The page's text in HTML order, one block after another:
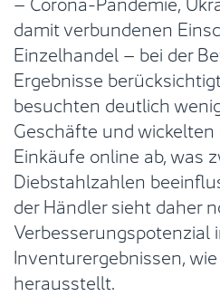
damit verbundenen
Einzelhandel – bei der
Ergebnisse
besuchten deutlich
Geschäfte und
Einkäufe online ab, was
Diebstahlzahlen
der Händler sieht daher
Verbesserungspotenzial
Inventurergebnissen,
herausstellt.